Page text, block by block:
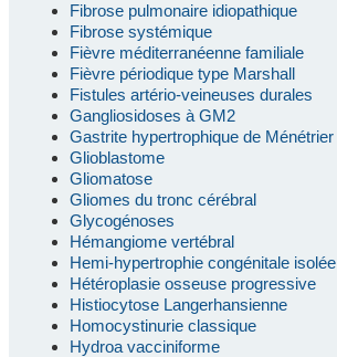
Fibrose pulmonaire idiopathique
Fibrose systémique
Fièvre méditerranéenne familiale
Fièvre périodique type Marshall
Fistules artério-veineuses durales
Gangliosidoses à GM2
Gastrite hypertrophique de Ménétrier
Glioblastome
Gliomatose
Gliomes du tronc cérébral
Glycogénoses
Hémangiome vertébral
Hemi-hypertrophie congénitale isolée
Hétéroplasie osseuse progressive
Histiocytose Langerhansienne
Homocystinurie classique
Hydroa vacciniforme